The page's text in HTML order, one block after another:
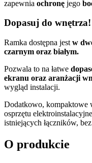
zapewnia ochronę jego
Dopasuj do wnętrza!
Ramka dostępna jest w
czarnym oraz białym.
Pozwala to na łatwe
ekranu oraz aranżacji
wygląd instalacji.
Dodatkowo, kompaktowe
osprzętu
istniejących łączników,
O produkcie